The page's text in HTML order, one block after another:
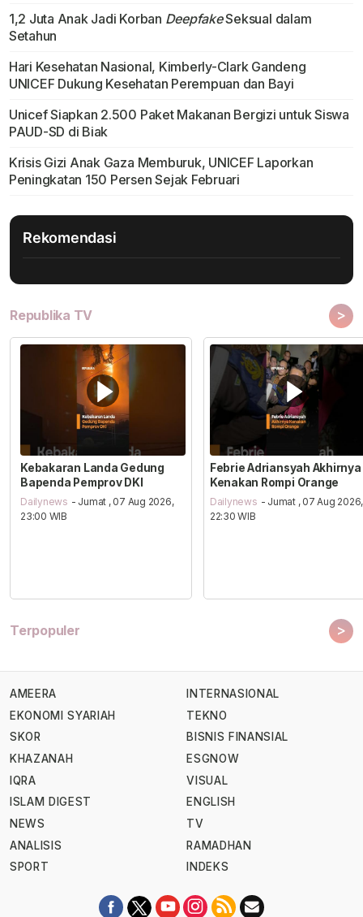
1,2 Juta Anak Jadi Korban DeepfakeSeksual dalam
Setahun
Hari Kesehatan Nasional, Kimberly-Clark Gandeng
UNICEF Dukung Kesehatan Perempuan dan Bayi
Unicef Siapkan 2.500 Paket Makanan Bergizi untuk Siswa
PAUD-SD di Biak
Krisis Gizi Anak Gaza Memburuk, UNICEF Laporkan
Peningkatan 150 Persen Sejak Februari
Rekomendasi
Republika TV >
Kebakaran Landa Gedung
Bapenda Pemprov DKI
Dailynews - Jumat , 07 Aug 2026,
23:00 WIB
Febrie Adriansyah Akhirnya
Kenakan Rompi Orange
Dailynews - Jumat , 07 Aug 2026,
22:30 WIB
Terpopuler >
AMEERA
EKONOMI SYARIAH
SKOR
KHAZANAH
IQRA
ISLAM DIGEST
NEWS
ANALISIS
SPORT
INTERNASIONAL
TEKNO
BISNIS FINANSIAL
ESGNOW
VISUAL
ENGLISH
TV
RAMADHAN
INDEKS